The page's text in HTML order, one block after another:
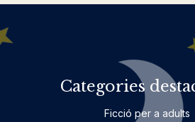
Categories
Ficció per a adults